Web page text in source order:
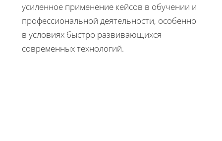
усиленное применение кейсов в обучении и
профессиональной деятельности, особенно
в условиях быстро развивающихся
современных технологий.